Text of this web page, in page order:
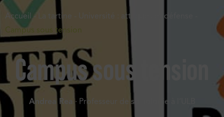
Accueil - La tartine Université : attaques et défense
Campus sous tension
Campus sous tension
Andrea Rea · Professeur de sociologie à l’ULB